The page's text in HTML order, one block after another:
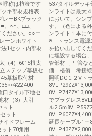
呼称は柿渋です
キ部材規格表
ーBKブラック
、○○、□□、
ださい。○○エ
ーンホワイト
1セット内部材
（4）6015根太
ステップ幕板セ
幕板取付材
口タイル下地セ
材（3）大引
ット
ット
イドフレーム
ット70角用
537タイルデッ
ンライトは最大
において、シン
す。（色による
ンライト１本に
※ トランス電源
を拾い出してく
に埋設する場合
管部材（PF管な
価 格備 考接続
照明DC１２Vト
でプラグレス
ル2.5ｍ
延長ケーブル